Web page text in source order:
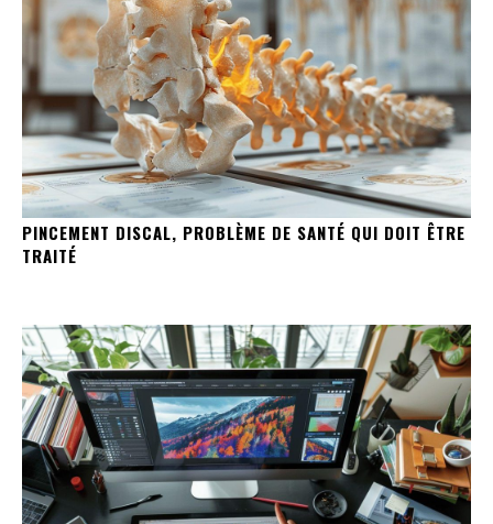
PINCEMENT DISCAL, PROBLÈME DE SANTÉ QUI DOIT ÊTRE
TRAITÉ